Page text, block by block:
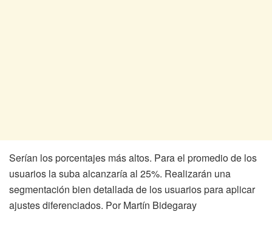
Serían los porcentajes más altos. Para el promedio de los
usuarios la suba alcanzaría al 25%. Realizarán una
segmentación bien detallada de los usuarios para aplicar
ajustes diferenciados. Por Martín Bidegaray